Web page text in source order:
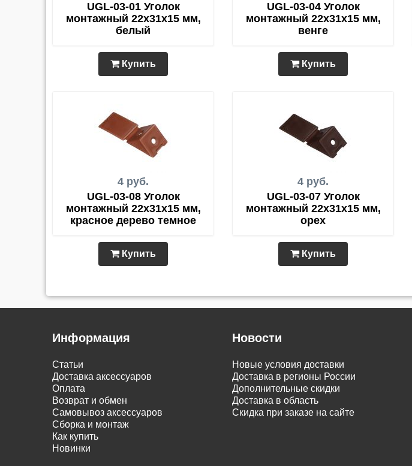
UGL-03-01 Уголок
монтажный 22х31х15 мм,
белый
Купить
UGL-03-04 Уголок
монтажный 22х31х15 мм,
венге
Купить
4 руб.
UGL-03-08 Уголок
монтажный 22х31х15 мм,
красное дерево темное
Купить
4 руб.
UGL-03-07 Уголок
монтажный 22х31х15 мм,
орех
Купить
Информация
Статьи
Доставка аксессуаров
Оплата
Возврат и обмен
Самовывоз аксессуаров
Сборка и монтаж
Как купить
Новинки
Новости
Новые условия доставки
Доставка в регионы России
Дополнительные скидки
Доставка в область
Скидка при заказе на сайте